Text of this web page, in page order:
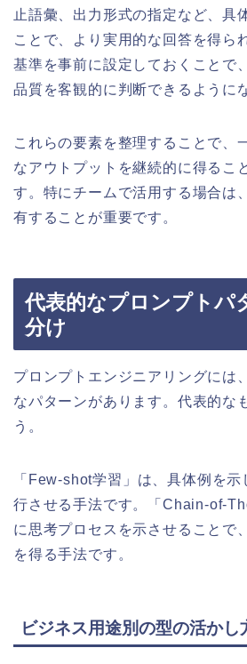
止語彙、出力形式の指定など、具
ことで、より実用的な回答を得ら
基準を事前に設定しておくことで
品質を客観的に判断できるように
これらの要素を整理することで、
なアウトプットを継続的に得るこ
す。特にチームで活用する場合は
有することが重要です。
代表的なプロンプトパ
分け
プロンプトエンジニアリングには
なパターンがあります。代表的な
う。
「Few-shot学習」は、具体例を
行させる手法です。「Chain-of-
に思考プロセスを示させることで
を得る手法です。
ビジネス用途別の型の活かし